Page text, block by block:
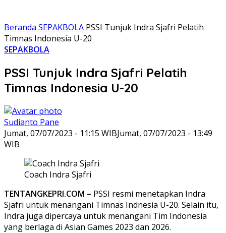
Beranda SEPAKBOLA PSSI Tunjuk Indra Sjafri Pelatih
Timnas Indonesia U-20
SEPAKBOLA
PSSI Tunjuk Indra Sjafri Pelatih
Timnas Indonesia U-20
Sudianto Pane
Jumat, 07/07/2023 - 11:15 WIBJumat, 07/07/2023 - 13:49
WIB
Coach Indra Sjafri
TENTANGKEPRI.COM – PSSI resmi menetapkan Indra
Sjafri untuk menangani Timnas Indnesia U-20. Selain itu,
Indra juga dipercaya untuk menangani Tim Indonesia
yang berlaga di Asian Games 2023 dan 2026.